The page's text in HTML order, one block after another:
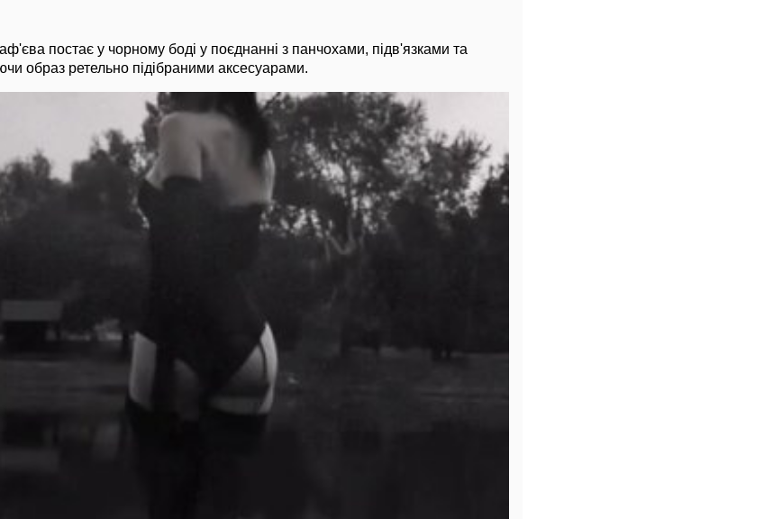
постає у чорному боді у поєднанні з панчохами, підв'язками та
образ ретельно підібраними аксесуарами.